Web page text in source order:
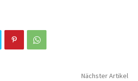
Nächster Artikel